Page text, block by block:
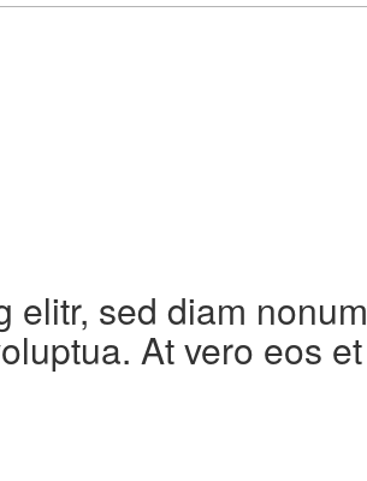
sed diam
At vero eos